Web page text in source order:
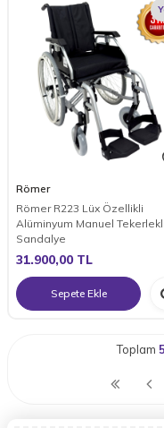
Römer
Römer R223 Lüx Özellikli
Alüminyum Manuel Tekerlekli
Sandalye
31.900,00 TL
Sepete Ekle
Toplam